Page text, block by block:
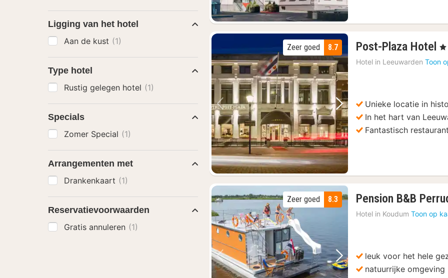
Vorige foto Volgende foto
8.7
Zeer goed Post-Plaza Hotel 1
, 4
Hotel in Leeuwarden Toon
Unieke locatie in
In het hart van
Fantastisch restaurant
Vorige foto Volgende foto
8.3
Zeer goed Pension B&B
Hotel in Koudum Toon op
leuk voor het hele
natuurrijke omgeving
Ligging van het hotel
Aan de kust (1)
Type hotel
Rustig gelegen hotel (1)
Specials
Zomer Special (1)
Arrangementen met
Drankenkaart (1)
Reservatievoorwaarden
Gratis annuleren (1)